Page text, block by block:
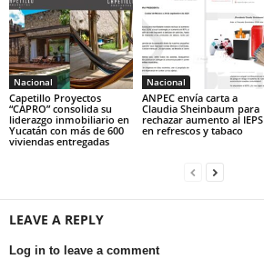
Nacional
Capetillo Proyectos
“CAPRO” consolida su
liderazgo inmobiliario en
Yucatán con más de 600
viviendas entregadas
Nacional
ANPEC envía carta a
Claudia Sheinbaum para
rechazar aumento al IEPS
en refrescos y tabaco
LEAVE A REPLY
Log in to leave a comment